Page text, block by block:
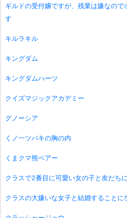
ギルドの受付嬢ですが、残業は嫌なので
す
キルラキル
キングダム
キングダムハーツ
クイズマジックアカデミー
グノーシア
くノ一ツバキの胸の内
くまクマ熊ベアー
クラスで2番目に可愛い女の子と友だち
クラスの大嫌いな女子と結婚することに